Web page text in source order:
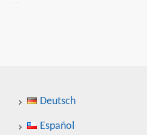
Deutsch
Español